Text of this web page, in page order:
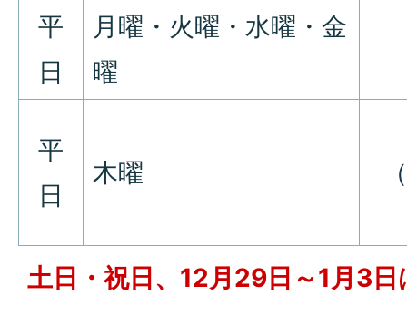
平
日
月曜・火曜・水曜・金
曜
平
日
木曜
土日・祝日、12月29日～1月3日